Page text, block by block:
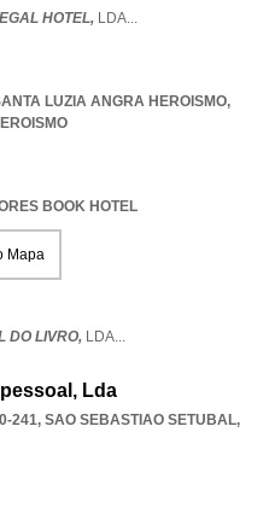
HOTEL, LDA...
LUZIA ANGRA HEROISMO,
BOOK HOTEL
Mapa
DO LIVRO, LDA...
Lda
241, SAO SEBASTIAO SETUBAL,